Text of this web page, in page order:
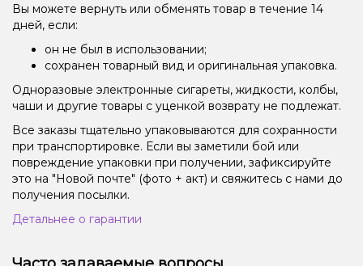
Вы можете вернуть или обменять товар в течение 14
дней, если:
он не был в использовании;
сохранен товарный вид и оригинальная упаковка.
Одноразовые электронные сигареты, жидкости, колбы,
чаши и другие товары с уценкой возврату не подлежат.
Все заказы тщательно упаковываются для сохранности
при транспортировке. Если вы заметили бой или
повреждение упаковки при получении, зафиксируйте
это на "Новой почте" (фото + акт) и свяжитесь с нами до
получения посылки.
Детальнее о гарантии